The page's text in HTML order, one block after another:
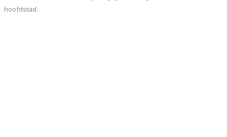
hoofdstad.